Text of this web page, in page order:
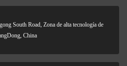
South Road, Zona de alta tecnología de
China